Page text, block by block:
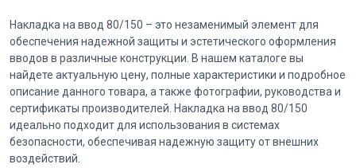
Накладка на ввод 80/150 – это незаменимый элемент для
обеспечения надежной защиты и эстетического оформления
вводов в различные конструкции. В нашем каталоге вы
найдете актуальную цену, полные характеристики и подробное
описание данного товара, а также фотографии, руководства и
сертификаты производителей. Накладка на ввод 80/150
идеально подходит для использования в системах
безопасности, обеспечивая надежную защиту от внешних
воздействий.